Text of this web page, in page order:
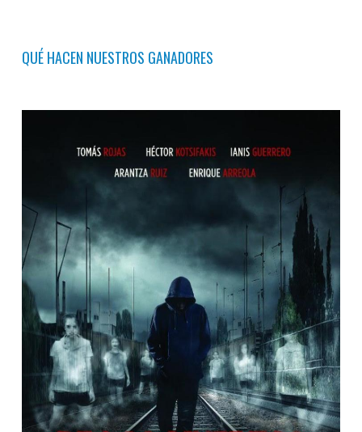
QUÉ HACEN NUESTROS GANADORES